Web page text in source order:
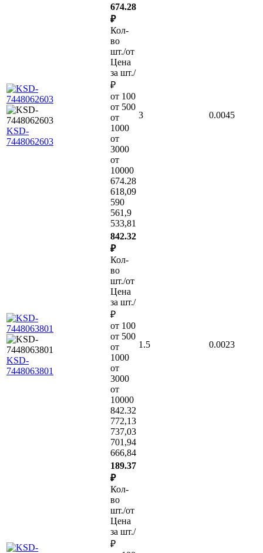
KSD-
7448062603
674.28
₽
Кол-
во
шт./от
Цена
за шт./
₽
от 100
от 500
от
1000
от
3000
от
10000
674.28
618,09
590
561,9
533,81
3 0.0045
KSD-
7448063801
842.32
₽
Кол-
во
шт./от
Цена
за шт./
₽
от 100
от 500
от
1000
от
3000
от
10000
842.32
772,13
737,03
701,94
666,84
1.5 0.0023
189.37
₽
Кол-
во
шт./от
Цена
за шт./
₽